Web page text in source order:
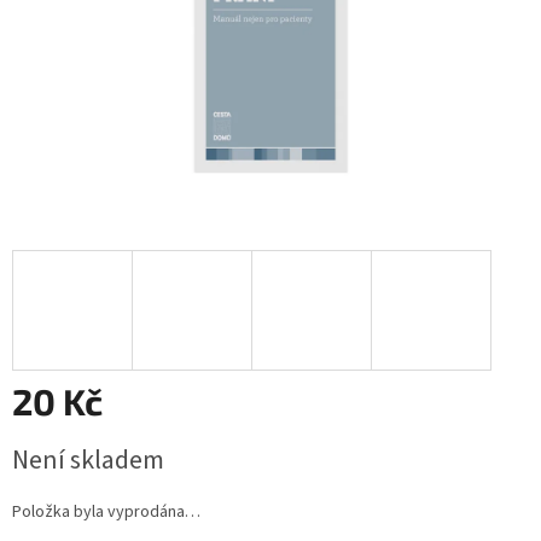
20 Kč
cena:
Není skladem
Položka byla vyprodána…